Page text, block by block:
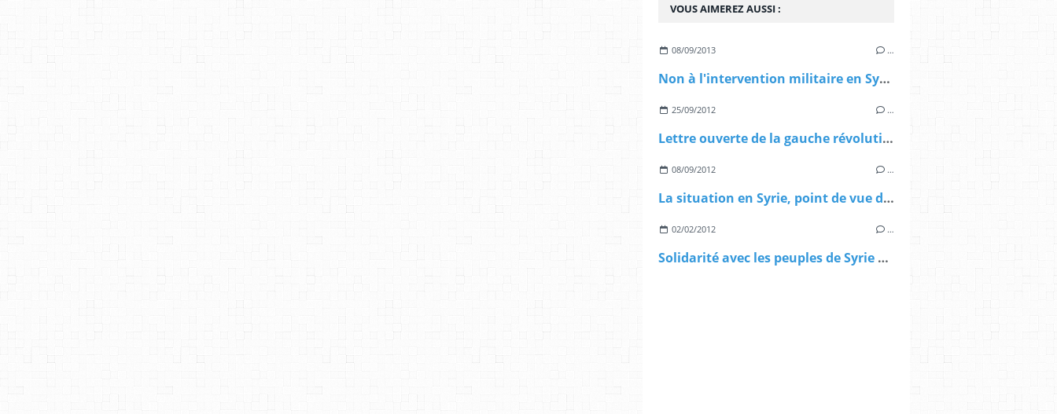
VOUS AIMEREZ AUSSI :
08/09/2013 …
Non à l'intervention militaire en Syrie !
25/09/2012 …
Lettre ouverte de la gauche révolutionnaire syrienne
08/09/2012 …
La situation en Syrie, point de vue de Salameh Kaileh
02/02/2012 …
Solidarité avec les peuples de Syrie en lutte !